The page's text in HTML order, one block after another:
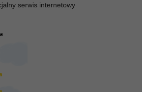
serwis internetowy